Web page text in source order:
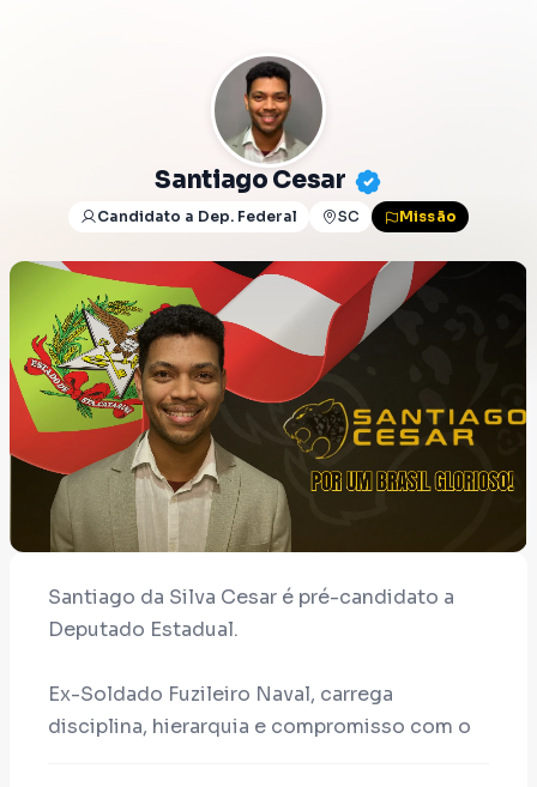
Santiago Cesar
Candidato a Dep. Federal SC Missão
Santiago da Silva Cesar é pré-candidato a
Deputado Estadual.
Ex-Soldado Fuzileiro Naval, carrega
disciplina, hierarquia e compromisso com o